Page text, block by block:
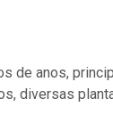
de anos,
diversas